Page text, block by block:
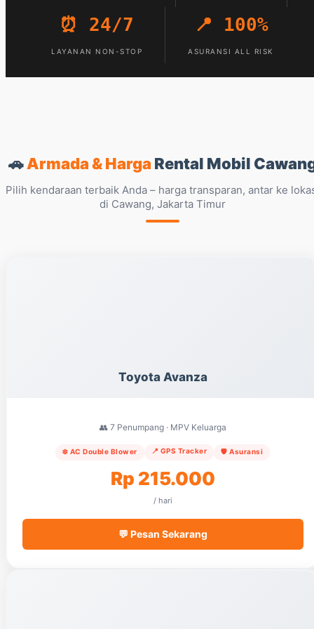
⏰ 24/7
LAYANAN NON-STOP
📍 100%
ASURANSI ALL RISK
🚗Armada & Harga Rental Mobil
Pilih kendaraan terbaik Anda – harga transparan, antar ke
di Cawang, Jakarta Timur
Toyota Avanza
👥 7 Penumpang · MPV Keluarga
❄️ AC Double Blower 📍 GPS Tracker 🛡️ Asuransi
Rp 215.000
/ hari
💬 Pesan Sekarang